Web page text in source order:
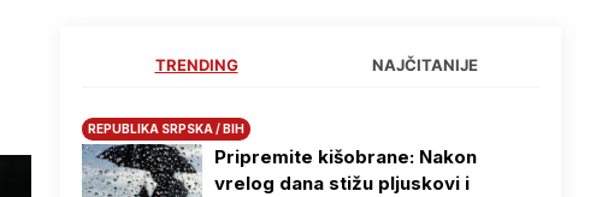
TRENDING NAJČITANIJE
REPUBLIKA SRPSKA / BIH
Pripremite kišobrane: Nakon
vrelog dana stižu pljuskovi i